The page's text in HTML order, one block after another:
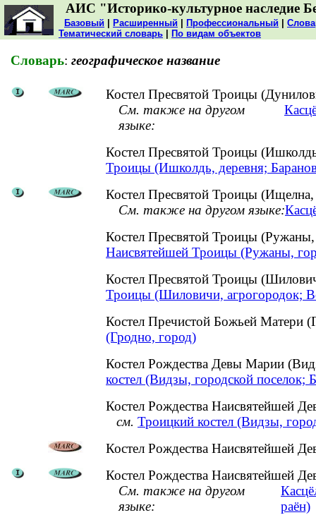
АИС "Историко-культурное наследие
Базовый Расширенный Профессиональный
Тематический словарь
По видам объектов
Словарь: географическое название
Костел Пресвятой Троицы
См. также на другом
языке:
Костел Пресвятой Троицы
Троицы (Ишколдь, деревня;
Костел Пресвятой Троицы
См. также на другом языке:
Костел Пресвятой Троицы
Наисвятейшей Троицы (Ружаны,
Костел Пресвятой Троицы
Троицы (Шиловичи, агрогородок;
Костел Пречистой Божьей
(Гродно, город)
Костел Рождества Девы Марии
костел (Видзы, городской поселок;
Костел Рождества Наисвятейшей
см. Троицкий костел (Видзы,
Костел Рождества Наисвятейшей
Костел Рождества Наисвятейшей
См. также на другом
языке:
раён)